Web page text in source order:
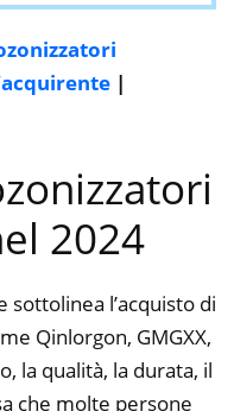
|
2024
l’acquisto di
Qinlorgon, GMGXX,
la qualità, la durata, il
che molte persone